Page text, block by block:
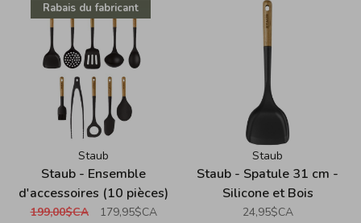
Rabais du fabricant
Staub
Staub - Ensemble
d'accessoires (10 pièces)
- Silicone et Bois
199,00$CA 179,95$CA
Staub
Staub - Spatule 31 cm -
Silicone et Bois
24,95$CA